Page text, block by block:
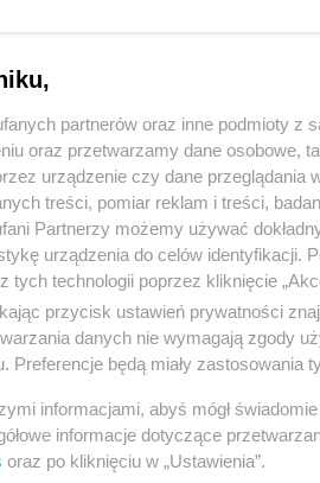
robót
szańce
BUDOWNICTWO
partnerów oraz inne podmioty z
oraz przetwarzamy dane osobowe,
urządzenie czy dane
treści, pomiar reklam i treści,
Partnerzy możemy używać
urządzenia do celów identyfikacji.
tych technologii poprzez kliknięcie
przycisk ustawień prywatności
danych nie wymagają zgody
Preferencje będą miały zastosowania
informacjami, abyś mógł
informacje dotyczące
oraz po kliknięciu w „Ustawienia”.